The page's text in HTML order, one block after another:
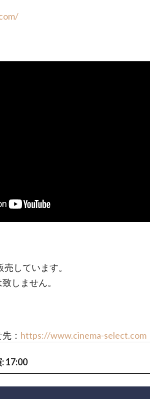
しています。
しません。
： https://www.cinema-select.com
17:00